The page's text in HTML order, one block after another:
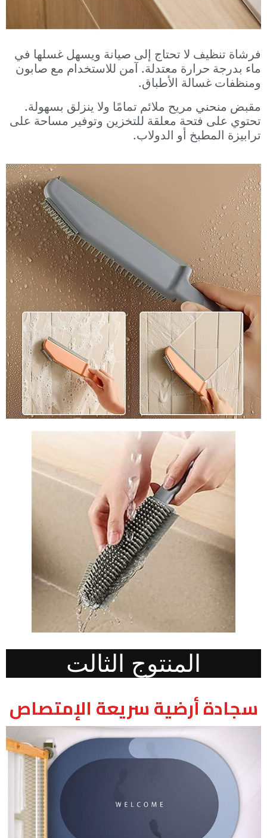
فرشاة تنظيف لا تحتاج إلى صيانة ويسهل غسلها في
ماء بدرجة حرارة معتدلة. آمن للاستخدام مع صابون
ومنظفات غسالة الأطباق.
مقبض منحني مريح ملائم تمامًا ولا ينزلق بسهولة.
تحتوي على فتحة معلقة للتخزين وتوفير مساحة على
ترابيزة المطبخ أو الدولاب.
المنتوج الثالت
سجادة أرضية سريعة الإمتصاص